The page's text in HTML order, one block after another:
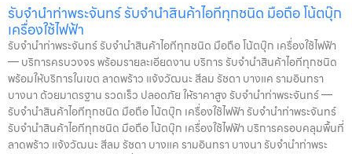
รับจำนำท่าพระจันทร์ รับจำนำสินค้าไอทีทุกชนิด มือถือ โน้ตบุ๊ก
เครื่องใช้ไฟฟ้า
รับจำนำท่าพระจันทร์ รับจำนำสินค้าไอทีทุกชนิด มือถือ โน้ตบุ๊ก เครื่องใช้ไฟฟ้า
— บริการครบวงจร พร้อมรายละเอียดงาน บริการ รับจำนำสินค้าไอทีทุกชนิด
พร้อมให้บริการในเขต ลาดพร้าว แจ้งวัฒนะ สีลม รัชดา บางแค รามอินทรา
บางนา ด้วยมาตรฐาน รวดเร็ว ปลอดภัย ให้ราคาสูง รับจำนำท่าพระจันทร์ —
รับจำนำสินค้าไอทีทุกชนิด มือถือ โน้ตบุ๊ก เครื่องใช้ไฟฟ้า รับจำนำท่าพระจันทร์
รับจำนำสินค้าไอทีทุกชนิด มือถือ โน้ตบุ๊ก เครื่องใช้ไฟฟ้า บริการครอบคลุมพื้นที่
ลาดพร้าว แจ้งวัฒนะ สีลม รัชดา บางแค รามอินทรา บางนา รับจำนำท่าพระ